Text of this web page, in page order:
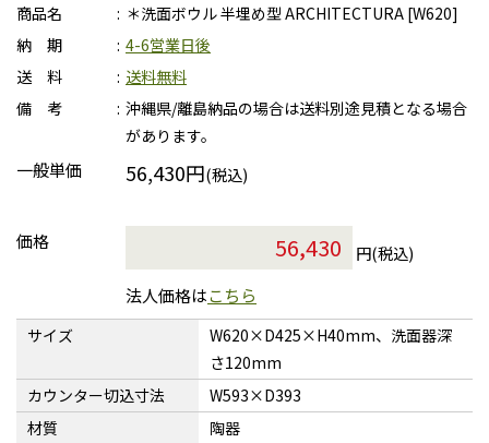
商品名
＊洗面ボウル 半埋め型 ARCHITECTURA [W620]
納 期
4-6営業日後
送 料
送料無料
備 考
沖縄県/離島納品の場合は送料別途見積となる場合
があります。
一般単価 56,430円(税込)
価格
円(税込)
法人価格はこちら
サイズ
W620×D425×H40mm、洗面器深
さ120mm
カウンター切込寸法
W593×D393
材質
陶器